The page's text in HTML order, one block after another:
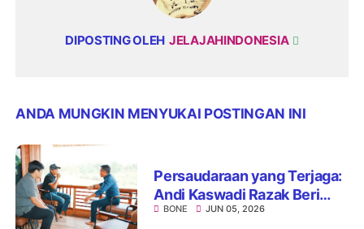
DIPOSTING OLEH JELAJAHINDONESIA
ANDA MUNGKIN MENYUKAI POSTINGAN INI
Persaudaraan yang Terjaga:
Andi Kaswadi Razak Beri
Ucapan dan Doa di Hari
BONE JUN 05, 2026